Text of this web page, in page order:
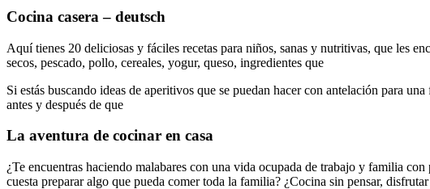
Cocina casera – deutsch
Aquí tienes 20 deliciosas y fáciles recetas para niños, sanas y nutritivas, que les
secos, pescado, pollo, cereales, yogur, queso, ingredientes que
Si estás buscando ideas de aperitivos que se puedan hacer con antelación para
antes y después de que
La aventura de cocinar en casa
¿Te encuentras haciendo malabares con una vida ocupada de trabajo y familia
cuesta preparar algo que pueda comer toda la familia? ¿Cocina sin pensar,